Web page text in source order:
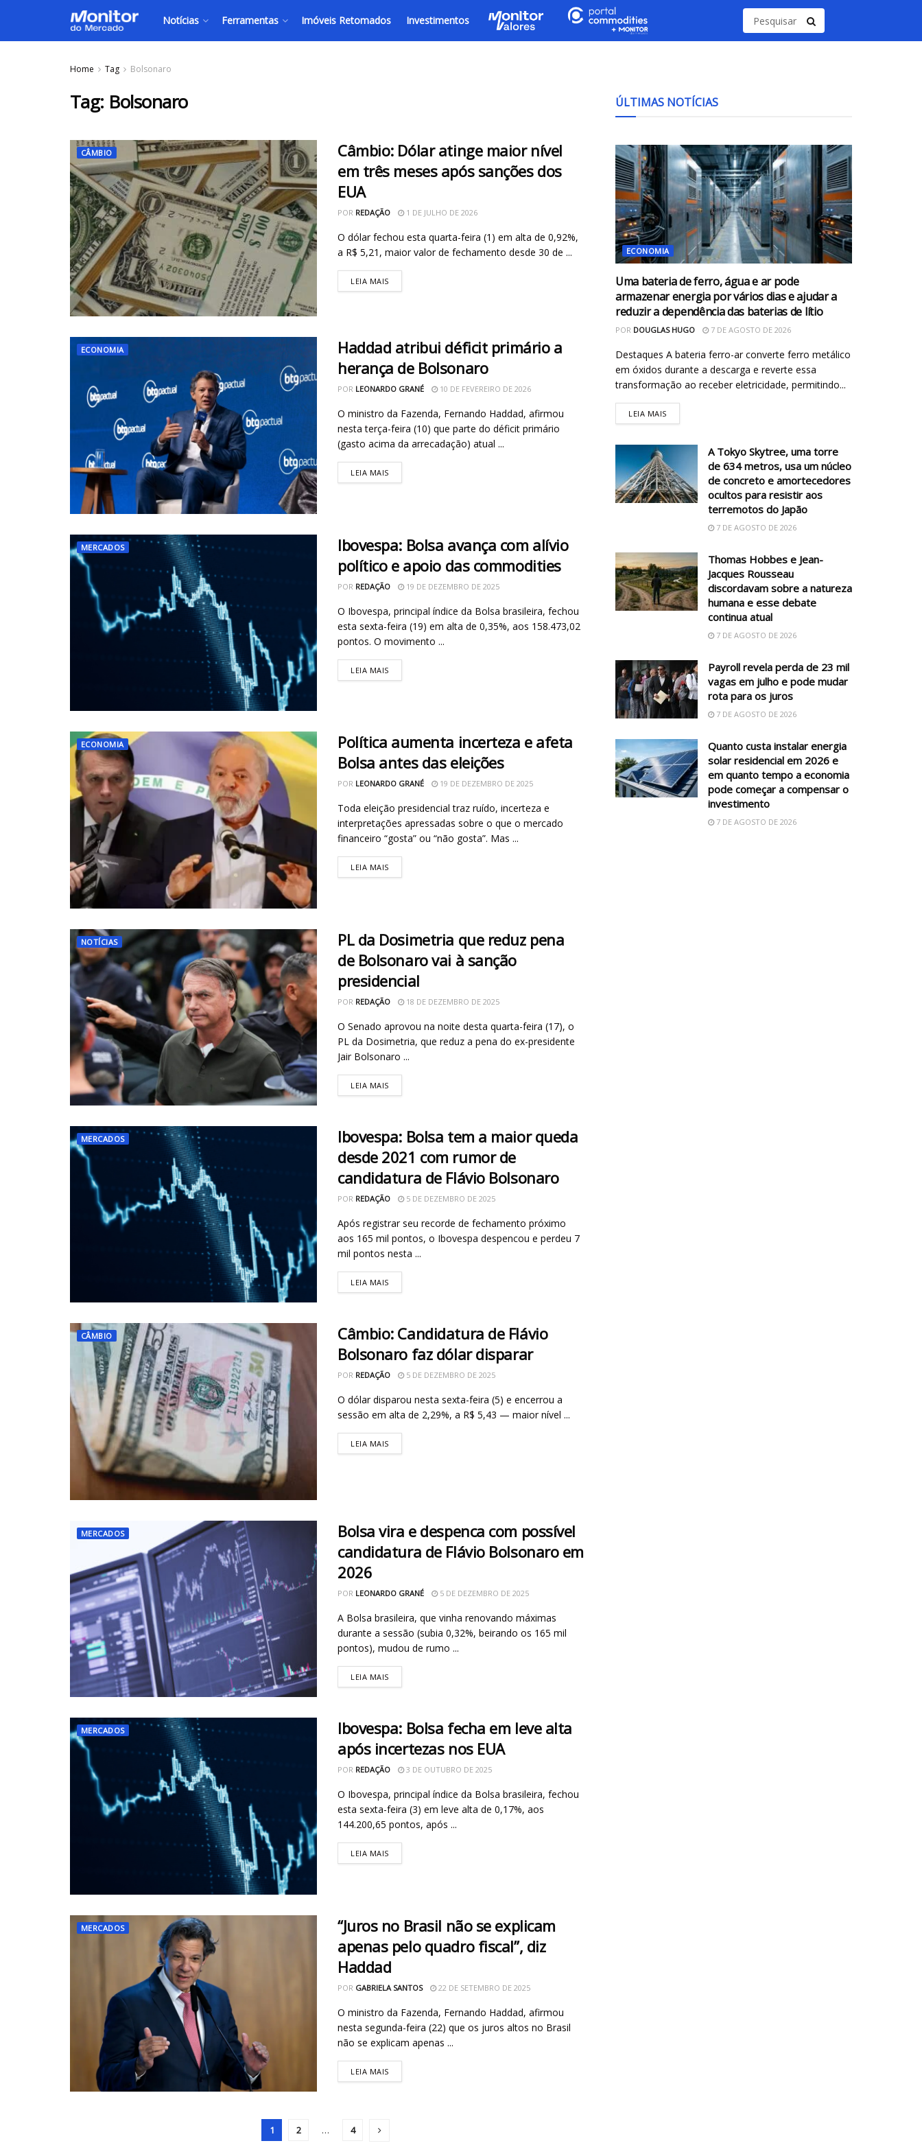
Notícias Ferramentas Imóveis Retomados Investimentos
Home Tag Bolsonaro
Tag: Bolsonaro
CÂMBIO
Câmbio: Dólar atinge maior nível
em três meses após sanções dos
EUA
POR REDAÇÃO 1 DE JULHO DE 2026
O dólar fechou esta quarta-feira (1) em alta de 0,92%,
a R$ 5,21, maior valor de fechamento desde 30 de ...
LEIA MAIS
ECONOMIA
Haddad atribui déficit primário a
herança de Bolsonaro
POR LEONARDO GRANÉ 10 DE FEVEREIRO DE 2026
O ministro da Fazenda, Fernando Haddad, afirmou
nesta terça-feira (10) que parte do déficit primário
(gasto acima da arrecadação) atual ...
LEIA MAIS
MERCADOS
Ibovespa: Bolsa avança com alívio
político e apoio das commodities
POR REDAÇÃO 19 DE DEZEMBRO DE 2025
O Ibovespa, principal índice da Bolsa brasileira, fechou
esta sexta-feira (19) em alta de 0,35%, aos 158.473,02
pontos. O movimento ...
LEIA MAIS
ECONOMIA
Política aumenta incerteza e afeta
Bolsa antes das eleições
POR LEONARDO GRANÉ 19 DE DEZEMBRO DE 2025
Toda eleição presidencial traz ruído, incerteza e
interpretações apressadas sobre o que o mercado
financeiro “gosta” ou “não gosta”. Mas ...
LEIA MAIS
NOTÍCIAS
PL da Dosimetria que reduz pena
de Bolsonaro vai à sanção
presidencial
POR REDAÇÃO 18 DE DEZEMBRO DE 2025
O Senado aprovou na noite desta quarta-feira (17), o
PL da Dosimetria, que reduz a pena do ex-presidente
Jair Bolsonaro ...
LEIA MAIS
MERCADOS
Ibovespa: Bolsa tem a maior queda
desde 2021 com rumor de
candidatura de Flávio Bolsonaro
POR REDAÇÃO 5 DE DEZEMBRO DE 2025
Após registrar seu recorde de fechamento próximo
aos 165 mil pontos, o Ibovespa despencou e perdeu 7
mil pontos nesta ...
LEIA MAIS
CÂMBIO
Câmbio: Candidatura de Flávio
Bolsonaro faz dólar disparar
POR REDAÇÃO 5 DE DEZEMBRO DE 2025
O dólar disparou nesta sexta-feira (5) e encerrou a
sessão em alta de 2,29%, a R$ 5,43 — maior nível ...
LEIA MAIS
MERCADOS
Bolsa vira e despenca com possível
candidatura de Flávio Bolsonaro em
2026
POR LEONARDO GRANÉ 5 DE DEZEMBRO DE 2025
A Bolsa brasileira, que vinha renovando máximas
durante a sessão (subia 0,32%, beirando os 165 mil
pontos), mudou de rumo ...
LEIA MAIS
MERCADOS
Ibovespa: Bolsa fecha em leve alta
após incertezas nos EUA
POR REDAÇÃO 3 DE OUTUBRO DE 2025
O Ibovespa, principal índice da Bolsa brasileira, fechou
esta sexta-feira (3) em leve alta de 0,17%, aos
144.200,65 pontos, após ...
LEIA MAIS
MERCADOS
“Juros no Brasil não se explicam
apenas pelo quadro fiscal”, diz
Haddad
POR GABRIELA SANTOS 22 DE SETEMBRO DE 2025
O ministro da Fazenda, Fernando Haddad, afirmou
nesta segunda-feira (22) que os juros altos no Brasil
não se explicam apenas ...
LEIA MAIS
1 2 … 4
ÚLTIMAS NOTÍCIAS
ECONOMIA
Uma bateria de ferro, água e ar pode
armazenar energia por vários dias e ajudar a
reduzir a dependência das baterias de lítio
POR DOUGLAS HUGO 7 DE AGOSTO DE 2026
Destaques A bateria ferro-ar converte ferro metálico
em óxidos durante a descarga e reverte essa
transformação ao receber eletricidade, permitindo...
LEIA MAIS
A Tokyo Skytree, uma torre
de 634 metros, usa um núcleo
de concreto e amortecedores
ocultos para resistir aos
terremotos do Japão
7 DE AGOSTO DE 2026
Thomas Hobbes e Jean-
Jacques Rousseau
discordavam sobre a natureza
humana e esse debate
continua atual
7 DE AGOSTO DE 2026
Payroll revela perda de 23 mil
vagas em julho e pode mudar
rota para os juros
7 DE AGOSTO DE 2026
Quanto custa instalar energia
solar residencial em 2026 e
em quanto tempo a economia
pode começar a compensar o
investimento
7 DE AGOSTO DE 2026